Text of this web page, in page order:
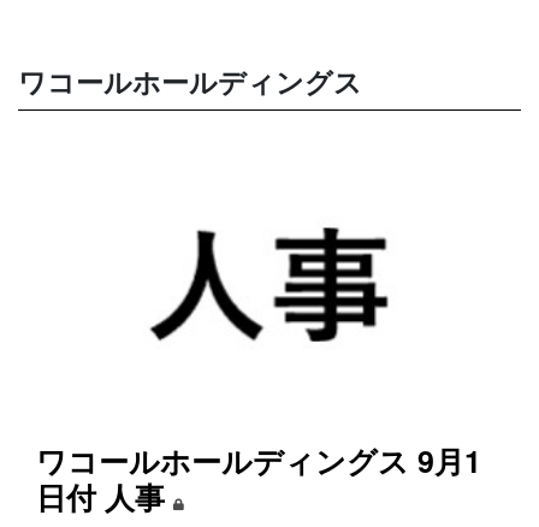
ワコールホールディングス
ワコールホールディングス 9月1
日付 人事